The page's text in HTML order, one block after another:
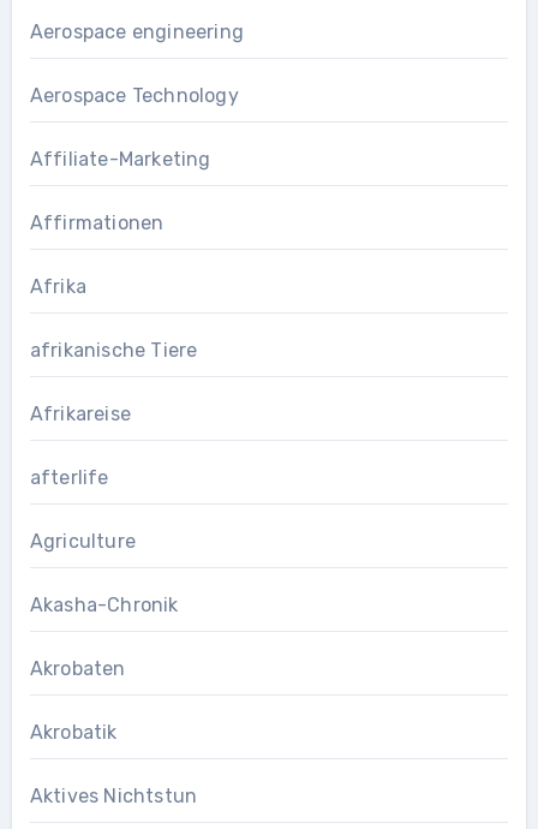
Aerospace engineering
Aerospace Technology
Affiliate-Marketing
Affirmationen
Afrika
afrikanische Tiere
Afrikareise
afterlife
Agriculture
Akasha-Chronik
Akrobaten
Akrobatik
Aktives Nichtstun